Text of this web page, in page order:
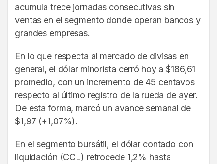
acumula trece jornadas consecutivas sin
ventas en el segmento donde operan bancos y
grandes empresas.
En lo que respecta al mercado de divisas en
general, el dólar minorista cerró hoy a $186,61
promedio, con un incremento de 45 centavos
respecto al último registro de la rueda de ayer.
De esta forma, marcó un avance semanal de
$1,97 (+1,07%).
En el segmento bursátil, el dólar contado con
liquidación (CCL) retrocede 1,2% hasta